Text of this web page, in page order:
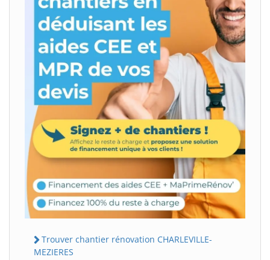
Trouver chantier rénovation CHARLEVILLE-
MEZIERES